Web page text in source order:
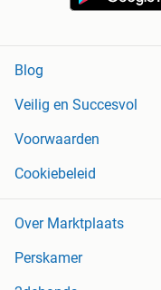
Blog
Veilig en Succesvol
Voorwaarden
Cookiebeleid
Over Marktplaats
Perskamer